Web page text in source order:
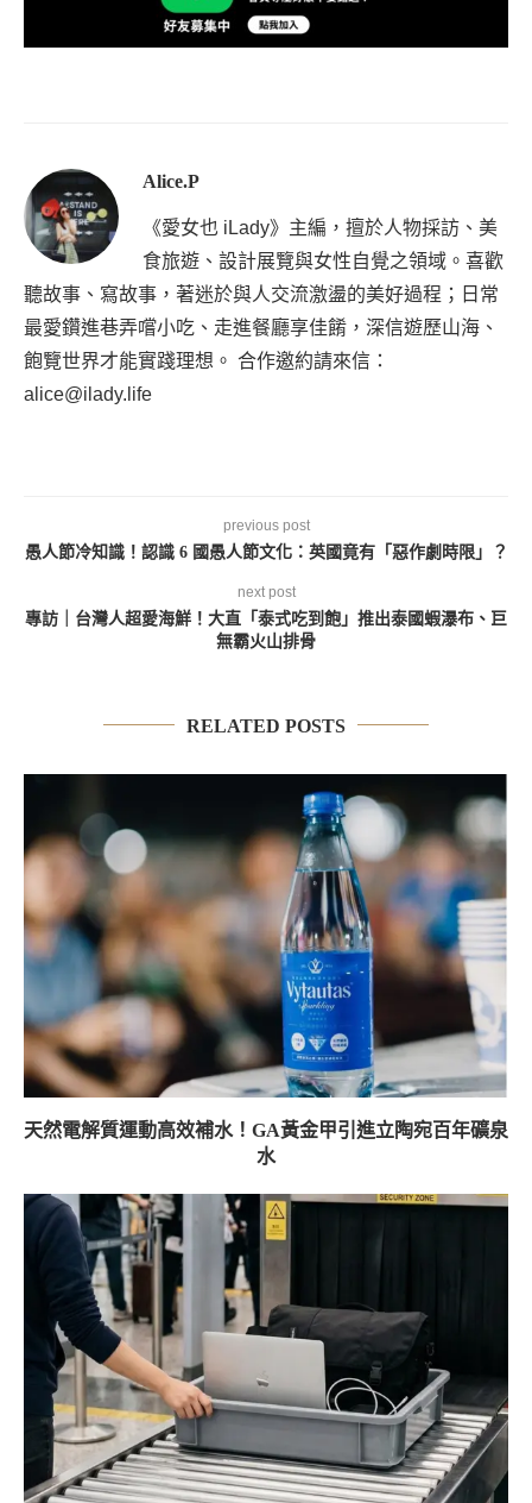
Alice.P
《愛女也 iLady》主編，擅於人物採訪、美
食旅遊、設計展覽與女性自覺之領域。喜歡
聽故事、寫故事，著迷於與人交流激盪的美好過程；日常
最愛鑽進巷弄嚐小吃、走進餐廳享佳餚，深信遊歷山海、
飽覽世界才能實踐理想。 合作邀約請來信：
alice@ilady.life
previous post
愚人節冷知識！認識 6 國愚人節文化：英國竟有「惡作劇時限」？
next post
專訪｜台灣人超愛海鮮！大直「泰式吃到飽」推出泰國蝦瀑布、巨
無霸火山排骨
RELATED POSTS
天然電解質運動高效補水！GA黃金甲引進立陶宛百年礦泉
水